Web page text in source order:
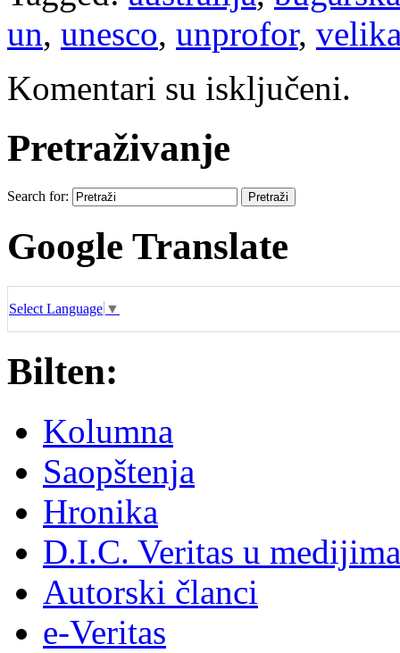
un, unesco, unprofor,
Komentari su isključeni.
Pretraživanje
Search for:
Google Translate
Select Language ▼
Bilten:
Kolumna
Saopštenja
Hronika
D.I.C. Veritas u medijima
Autorski članci
e-Veritas